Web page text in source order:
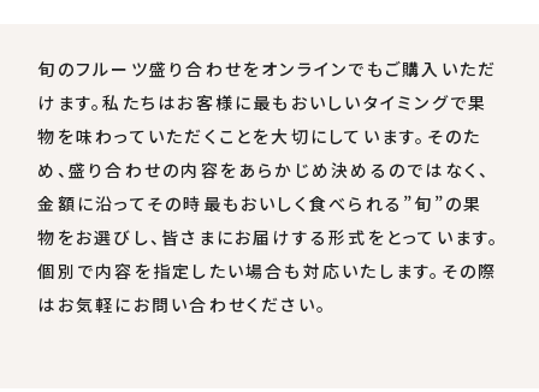
旬のフルーツ盛り合わせをオンラインでもご購入いただ
けます。私たちはお客様に最もおいしいタイミングで果
物を味わっていただくことを大切にしています。そのた
め、盛り合わせの内容をあらかじめ決めるのではなく、
金額に沿ってその時最もおいしく食べられる”旬”の果
物をお選びし、皆さまにお届けする形式をとっています。
個別で内容を指定したい場合も対応いたします。その際
はお気軽にお問い合わせください。